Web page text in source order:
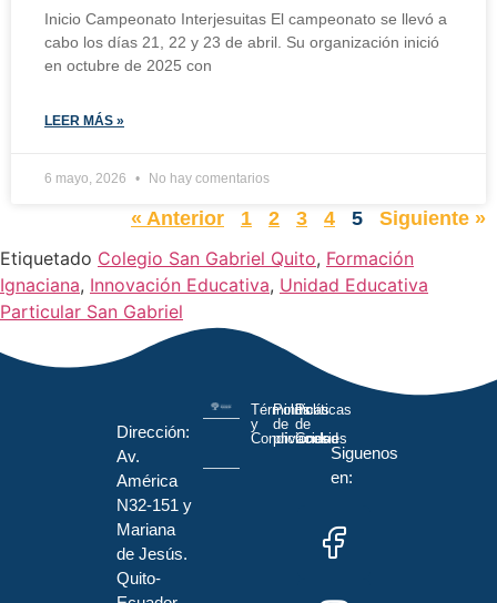
Inicio Campeonato Interjesuitas El campeonato se llevó a
cabo los días 21, 22 y 23 de abril. Su organización inició
en octubre de 2025 con
LEER MÁS »
6 mayo, 2026 No hay comentarios
« Anterior 1 2 3 4 5
Siguiente »
Etiquetado Colegio San Gabriel Quito, Formación
Ignaciana, Innovación Educativa, Unidad Educativa
Particular San Gabriel
Dirección:
Av.
América
N32-151 y
Mariana
de Jesús.
Quito-
Términos
y
Condiciones
Políticas
de
privacidad
Políticas
de
Cookies
Siguenos
en: